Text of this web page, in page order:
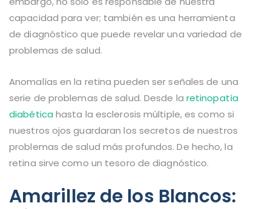
capacidad para ver; también es una herramienta
de diagnóstico que puede revelar una variedad de
problemas de salud.
Anomalías en la retina pueden ser señales de una
serie de problemas de salud. Desde la retinopatía
diabética hasta la esclerosis múltiple, es como si
nuestros ojos guardaran los secretos de nuestros
problemas de salud más profundos. De hecho, la
retina sirve como un tesoro de diagnóstico.
Amarillez de los Blancos: